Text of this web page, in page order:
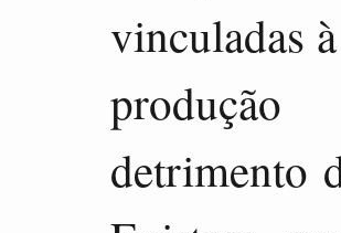
vinculadas
detrimento